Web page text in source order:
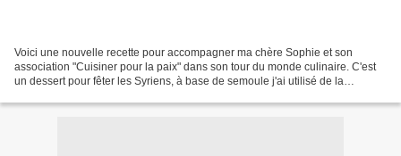
Voici une nouvelle recette pour accompagner ma chère Sophie et son
association "Cuisiner pour la paix" dans son tour du monde culinaire. C'est
un dessert pour fêter les Syriens, à base de semoule j'ai utilisé de la